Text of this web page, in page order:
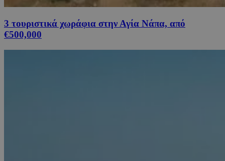
3 τουριστικά χωράφια στην Αγία Νάπα, από
€500,000